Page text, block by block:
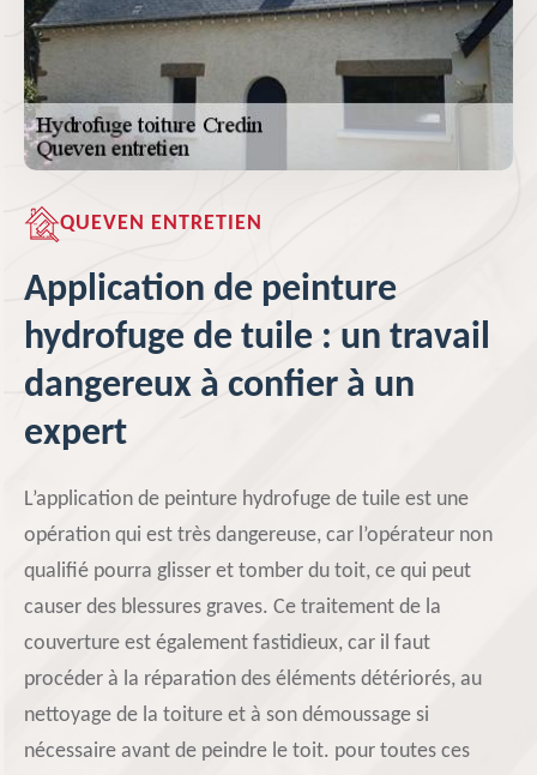
QUEVEN ENTRETIEN
Application de peinture
hydrofuge de tuile : un travail
dangereux à confier à un
expert
L’application de peinture hydrofuge de tuile est une
opération qui est très dangereuse, car l’opérateur non
qualifié pourra glisser et tomber du toit, ce qui peut
causer des blessures graves. Ce traitement de la
couverture est également fastidieux, car il faut
procéder à la réparation des éléments détériorés, au
nettoyage de la toiture et à son démoussage si
nécessaire avant de peindre le toit. pour toutes ces